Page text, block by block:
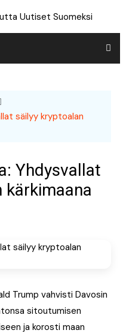
säilyy kryptoalan
Yhdysvallat
kärkimaana
Trump vahvisti Davosin
sitoutumisen
ja korosti maan